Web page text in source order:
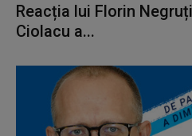
Reacția lui Florin
Ciolacu a...